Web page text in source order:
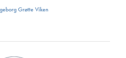
Grøtte Viken